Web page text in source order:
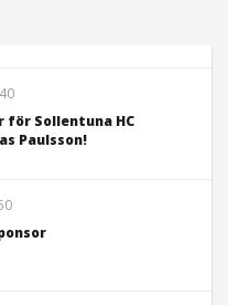
för Sollentuna HC
Paulsson!